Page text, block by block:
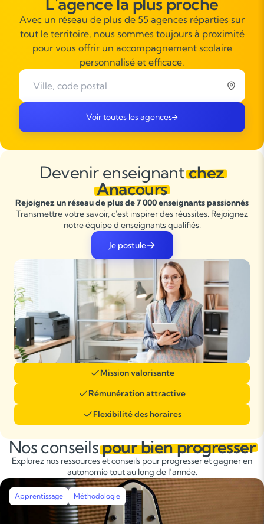
Avec un réseau de plus de 55 agences réparties sur
tout le territoire, nous sommes toujours à proximité
pour vous offrir un accompagnement scolaire
personnalisé et efficace.
Voir toutes les agences
Devenir enseignantchez
Anacours
Rejoignez un réseau de plus de 7 000 enseignants passionnés
Transmettre votre savoir, c'est inspirer des réussites. Rejoignez
notre équipe d'enseignants qualifiés.
Je postule
Mission valorisante
Rémunération attractive
Flexibilité des horaires
Nos conseilspour bien progresser
Explorez nos ressources et conseils pour progresser et gagner en
autonomie tout au long de l’année.
Apprentissage Méthodologie